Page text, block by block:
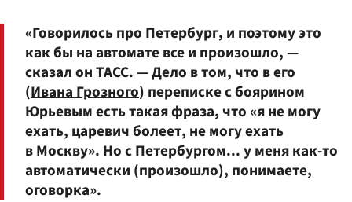
«Говорилось про Петербург, и поэтому это
как бы на автомате все и произошло, —
сказал он ТАСС. — Дело в том, что в его
(Ивана Грозного) переписке с боярином
Юрьевым есть такая фраза, что «я не могу
ехать, царевич болеет, не могу ехать
в Москву». Но с Петербургом... у меня как-то
автоматически (произошло), понимаете,
оговорка».